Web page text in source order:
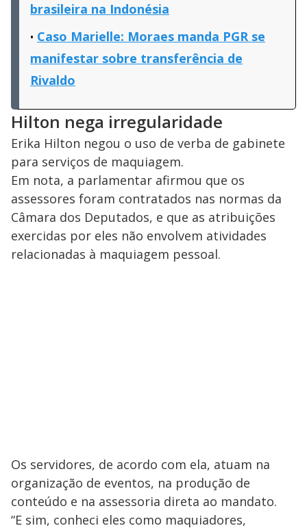
brasileira na Indonésia
Caso Marielle: Moraes manda PGR se
manifestar sobre transferência de
Rivaldo
Hilton nega irregularidade
Erika Hilton negou o uso de verba de gabinete
para serviços de maquiagem.
Em nota, a parlamentar afirmou que os
assessores foram contratados nas normas da
Câmara dos Deputados, e que as atribuições
exercidas por eles não envolvem atividades
relacionadas à maquiagem pessoal.
Os servidores, de acordo com ela, atuam na
organização de eventos, na produção de
conteúdo e na assessoria direta ao mandato.
“E sim, conheci eles como maquiadores,